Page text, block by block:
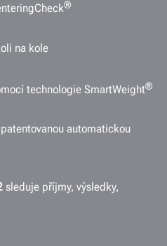
®
na kole
technologie SmartWeight®
automatickou
sleduje příjmy, výsledky,